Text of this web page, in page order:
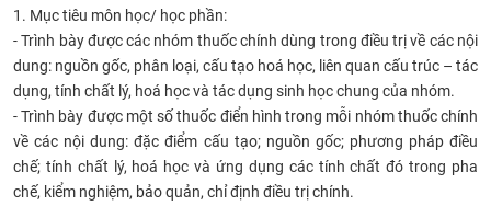
1. Mục tiêu môn học/ học phần:
- Trình bày được các nhóm thuốc chính dùng trong điều trị về các nội
dung: nguồn gốc, phân loại, cấu tạo hoá học, liên quan cấu trúc – tác
dụng, tính chất lý, hoá học và tác dụng sinh học chung của nhóm.
- Trình bày được một số thuốc điển hình trong mỗi nhóm thuốc chính
về các nội dung: đặc điểm cấu tạo; nguồn gốc; phương pháp điều
chế; tính chất lý, hoá học và ứng dụng các tính chất đó trong pha
chế, kiểm nghiệm, bảo quản, chỉ định điều trị chính.